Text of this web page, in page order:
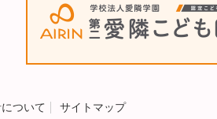
ついて サイトマップ